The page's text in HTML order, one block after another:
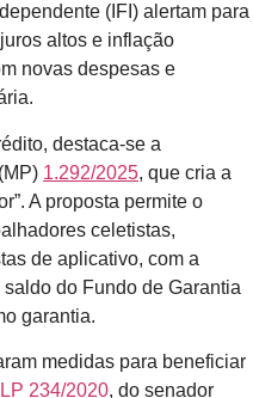
(IFI) alertam para
altos e inflação
novas despesas e
destaca-se a
1.292/2025, que cria a
A proposta permite o
celetistas,
de aplicativo, com a
do Fundo de Garantia
garantia.
medidas para beneficiar
234/2020, do senador